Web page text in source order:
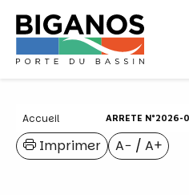
Accueil ARRETE N°2026-0450 PORTANT AUTORISATION D’OCCUPATION DU DOMAINE PUBLIC ET REGLEMENTATION TEMPORAIRE DE
A− / A+
Imprimer